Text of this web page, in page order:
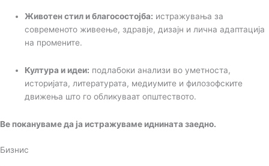
Животен стил и благосостојба: истражувања за
современото живеење, здравје, дизајн и лична адаптација
на промените.
Култура и идеи: подлабоки анализи во уметноста,
историјата, литературата, медиумите и филозофските
движења што го обликуваат општеството.
Ве покануваме да ја истражуваме иднината заедно.
Бизнис